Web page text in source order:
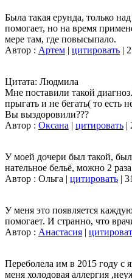
Была такая ерунда, только
помогает, но на время
мере там, где повысыпало.
Автор : Артем | цитировать |
Цитата: Людмила
Мне поставили такой
прыгать и не бегать( то есть
Вы выздоровили???
Автор : Оксана | цитировать |
У моей дочери был такой,
нательное бельё, можно 2
Автор : Ольга | цитировать |
У меня это появляется
помогает. И странно, что
Автор : Анастасия |
Переболела им в 2015 году с
меня холодовая аллергия